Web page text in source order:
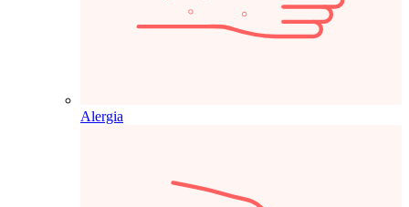
Alergia